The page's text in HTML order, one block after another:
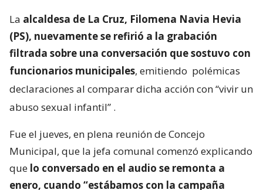
La alcaldesa de La Cruz, Filomena Navia Hevia
(PS), nuevamente se refirió a la grabación
filtrada sobre una conversación que sostuvo con
funcionarios municipales, emitiendo polémicas
declaraciones al comparar dicha acción con “vivir un
abuso sexual infantil” .
Fue el jueves, en plena reunión de Concejo
Municipal, que la jefa comunal comenzó explicando
que lo conversado en el audio se remonta a
enero, cuando “estábamos con la campaña